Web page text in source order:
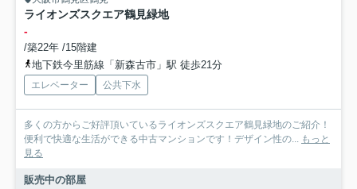
ライオンズスクエア鶴見緑地
-
/築22年 /15階建
地下鉄今里筋線「新森古市」駅 徒歩21分
エレベーター 公共下水
多くの方からご好評頂いているライオンズスクエア鶴見緑地のご紹介！
便利で快適な生活ができる中古マンションです！デザイン性の...
もっと
見る
販売中の部屋